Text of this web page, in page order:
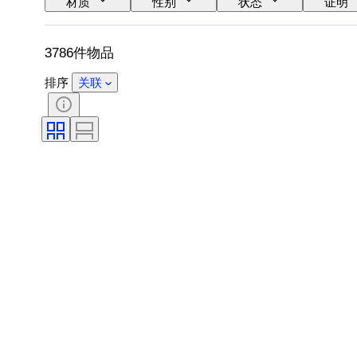
鞋尺码
3786件物品
排序 关联